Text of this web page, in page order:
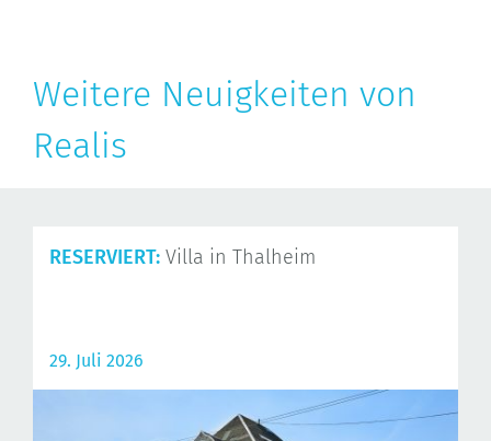
Weitere Neuigkeiten von
Realis
RESERVIERT: Villa in Thalheim
29. Juli 2026